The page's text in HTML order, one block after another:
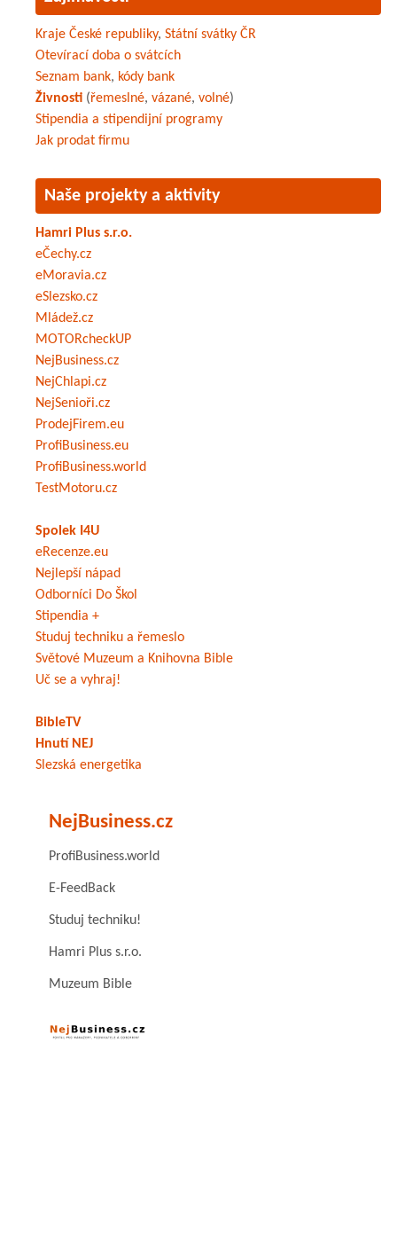
Kraje České republiky, Státní svátky ČR
Otevírací doba o svátcích
Seznam bank, kódy bank
Živnosti (řemeslné, vázané, volné)
Stipendia a stipendijní programy
Jak prodat firmu
Naše projekty a aktivity
Hamri Plus s.r.o.
eČechy.cz
eMoravia.cz
eSlezsko.cz
Mládež.cz
MOTORcheckUP
NejBusiness.cz
NejChlapi.cz
NejSenioři.cz
ProdejFirem.eu
ProfiBusiness.eu
ProfiBusiness.world
TestMotoru.cz
Spolek I4U
eRecenze.eu
Nejlepší nápad
Odborníci Do Škol
Stipendia +
Studuj techniku a řemeslo
Světové Muzeum a Knihovna Bible
Uč se a vyhraj!
BibleTV
Hnutí NEJ
Slezská energetika
NejBusiness.cz
ProfiBusiness.world
E-FeedBack
Studuj techniku!
Hamri Plus s.r.o.
Muzeum Bible